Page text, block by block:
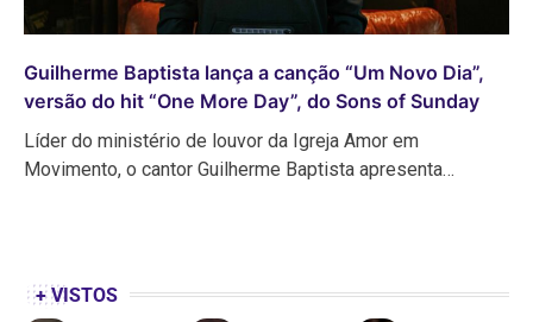
Guilherme Baptista lança a canção “Um Novo Dia”,
versão do hit “One More Day”, do Sons of Sunday
Líder do ministério de louvor da Igreja Amor em
Movimento, o cantor Guilherme Baptista apresenta…
+ VISTOS